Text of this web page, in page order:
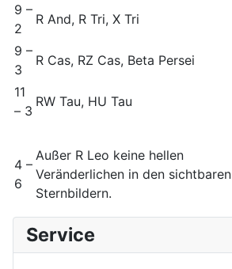
9 –
2
R And, R Tri, X Tri
9 –
3
R Cas, RZ Cas, Beta Persei
11
– 3
RW Tau, HU Tau
4 –
6
Außer R Leo keine hellen
Veränderlichen in den sichtbaren
Sternbildern.
Service